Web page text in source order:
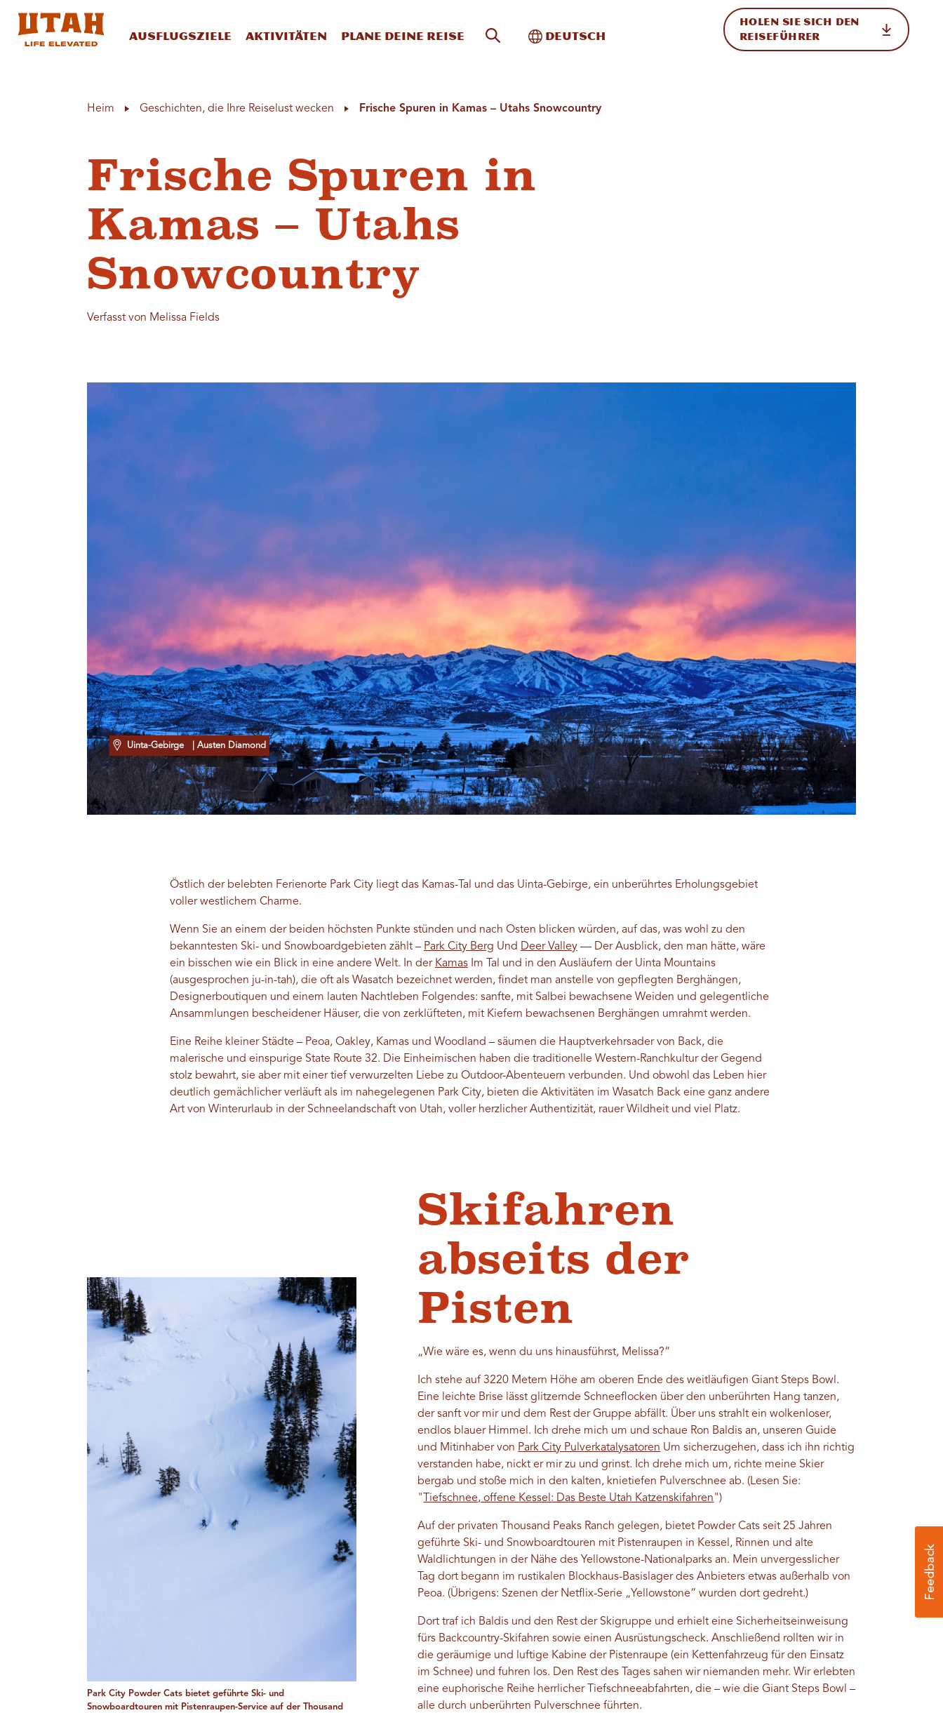
Ausflugsziele Aktivitäten Plane deine Reise Website-Suche
Toggle International
Deutsch
HOLEN SIE SICH DEN
REISEFÜHRER
Heim Geschichten, die Ihre Reiselust wecken Frische Spuren in Kamas – Utahs Snowcountry
Frische Spuren in
Kamas – Utahs
Snowcountry
Verfasst von Melissa Fields
Uinta-Gebirge | Austen Diamond
Östlich der belebten Ferienorte Park City liegt das Kamas-Tal und das Uinta-Gebirge, ein unberührtes Erholungsgebiet
voller westlichem Charme.
Wenn Sie an einem der beiden höchsten Punkte stünden und nach Osten blicken würden, auf das, was wohl zu den
bekanntesten Ski- und Snowboardgebieten zählt – Park City Berg Und Deer Valley— Der Ausblick, den man hätte, wäre
ein bisschen wie ein Blick in eine andere Welt. In der KamasIm Tal und in den Ausläufern der Uinta Mountains
(ausgesprochen ju-in-tah), die oft als Wasatch bezeichnet werden, findet man anstelle von gepflegten Berghängen,
Designerboutiquen und einem lauten Nachtleben Folgendes: sanfte, mit Salbei bewachsene Weiden und gelegentliche
Ansammlungen bescheidener Häuser, die von zerklüfteten, mit Kiefern bewachsenen Berghängen umrahmt werden.
Eine Reihe kleiner Städte – Peoa, Oakley, Kamas und Woodland – säumen die Hauptverkehrsader von Back, die
malerische und einspurige State Route 32. Die Einheimischen haben die traditionelle Western-Ranchkultur der Gegend
stolz bewahrt, sie aber mit einer tief verwurzelten Liebe zu Outdoor-Abenteuern verbunden. Und obwohl das Leben hier
deutlich gemächlicher verläuft als im nahegelegenen Park City, bieten die Aktivitäten im Wasatch Back eine ganz andere
Art von Winterurlaub in der Schneelandschaft von Utah, voller herzlicher Authentizität, rauer Wildheit und viel Platz.
Park City Powder Cats bietet geführte Ski- und
Snowboardtouren mit Pistenraupen-Service auf der Thousand
Skifahren
abseits der
Pisten
„Wie wäre es, wenn du uns hinausführst, Melissa?“
Ich stehe auf 3220 Metern Höhe am oberen Ende des weitläufigen Giant Steps Bowl.
Eine leichte Brise lässt glitzernde Schneeflocken über den unberührten Hang tanzen,
der sanft vor mir und dem Rest der Gruppe abfällt. Über uns strahlt ein wolkenloser,
endlos blauer Himmel. Ich drehe mich um und schaue Ron Baldis an, unseren Guide
und Mitinhaber von Park City Pulverkatalysatoren Um sicherzugehen, dass ich ihn richtig
verstanden habe, nickt er mir zu und grinst. Ich drehe mich um, richte meine Skier
bergab und stoße mich in den kalten, knietiefen Pulverschnee ab. (Lesen Sie:
"
Tiefschnee, offene Kessel: Das Beste Utah Katzenskifahren")
Auf der privaten Thousand Peaks Ranch gelegen, bietet Powder Cats seit 25 Jahren
geführte Ski- und Snowboardtouren mit Pistenraupen in Kessel, Rinnen und alte
Waldlichtungen in der Nähe des Yellowstone-Nationalparks an. Mein unvergesslicher
Tag dort begann im rustikalen Blockhaus-Basislager des Anbieters etwas außerhalb von
Peoa. (Übrigens: Szenen der Netflix-Serie „Yellowstone“ wurden dort gedreht.)
Dort traf ich Baldis und den Rest der Skigruppe und erhielt eine Sicherheitseinweisung
fürs Backcountry-Skifahren sowie einen Ausrüstungscheck. Anschließend rollten wir in
die geräumige und luftige Kabine der Pistenraupe (ein Kettenfahrzeug für den Einsatz
im Schnee) und fuhren los. Den Rest des Tages sahen wir niemanden mehr. Wir erlebten
eine euphorische Reihe herrlicher Tiefschneeabfahrten, die – wie die Giant Steps Bowl –
alle durch unberührten Pulverschnee führten.